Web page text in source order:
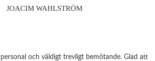
JOACIM WAHLSTRÖM
och väldigt trevligt bemötande. Glad att